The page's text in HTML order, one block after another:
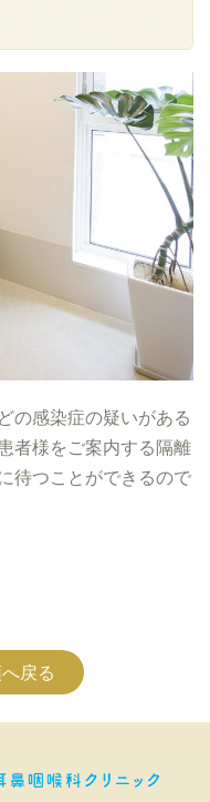
の感染症の疑いがある
者様をご案内する隔離
待つことができるので
戻る